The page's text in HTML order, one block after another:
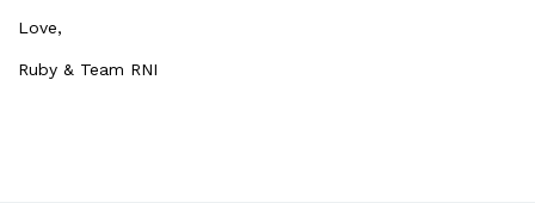
Love,
Ruby & Team RNI